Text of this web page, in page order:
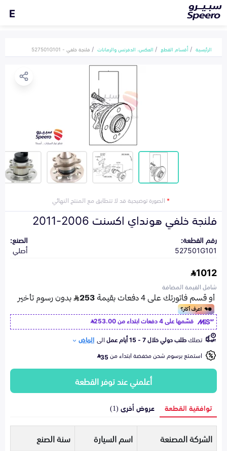
E
الرئيسية أقسام القطع العكس، الدفرنس والرمانات فلنجة خلفي - 527501G101
*الصورة توضيحية قد لا تتطابق مع المنتج النهائي
فلنجة خلفي هونداي اكسنت 2006-2011
رقم القطعة:
527501G101
الصنع:
أصلي
1012
شامل القيمة المضافة
قسّمها على 4 دفعات ابتداء من
253.00
تصلكطلب دولي خلال 7 - 15 أيام عمل الى الرياض
استمتع برسوم شحن مخفضة ابتداء من35
أعلمني عند توفر القطعة
توافقية القطعة عروض أخرى (1)
الشركة المصنعة اسم السيارة
سنة الصنع